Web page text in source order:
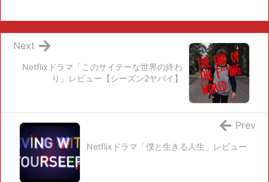
Netflixドラマ「このサイテーな世界の終わ
り」レビュー【シーズン2ヤバイ】
Next
Netflixドラマ「僕と生きる人生」レビュー
Prev